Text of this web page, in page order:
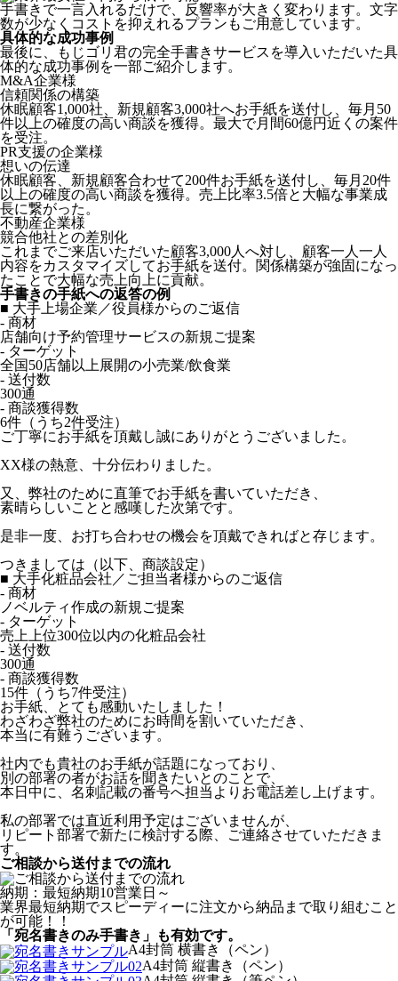
手書きで一言入れるだけで、反響率が大きく変わります。文字
数が少なくコストを抑えれるプランもご用意しています。
具体的な成功事例
最後に、もじゴリ君の完全手書きサービスを導入いただいた具
体的な成功事例を一部ご紹介します。
M&A企業様
信頼関係の構築
休眠顧客1,000社、新規顧客3,000社へお手紙を送付し、毎月50
件以上の確度の高い商談を獲得。最大で月間60億円近くの案件
を受注。
PR支援の企業様
想いの伝達
休眠顧客、新規顧客合わせて200件お手紙を送付し、毎月20件
以上の確度の高い商談を獲得。売上比率3.5倍と大幅な事業成
長に繋がった。
不動産企業様
競合他社との差別化
これまでご来店いただいた顧客3,000人へ対し、顧客一人一人
内容をカスタマイズしてお手紙を送付。関係構築が強固になっ
たことで大幅な売上向上に貢献。
手書きの手紙への返答の例
■ 大手上場企業／役員様からのご返信
- 商材
店舗向け予約管理サービスの新規ご提案
- ターゲット
全国50店舗以上展開の小売業/飲食業
- 送付数
300通
- 商談獲得数
6件（うち2件受注）
ご丁寧にお手紙を頂戴し誠にありがとうございました。
XX様の熱意、十分伝わりました。
又、弊社のために直筆でお手紙を書いていただき、
素晴らしいことと感嘆した次第です。
是非一度、お打ち合わせの機会を頂戴できればと存じます。
つきましては（以下、商談設定）
■ 大手化粧品会社／ご担当者様からのご返信
- 商材
ノベルティ作成の新規ご提案
- ターゲット
売上上位300位以内の化粧品会社
- 送付数
300通
- 商談獲得数
15件（うち7件受注）
お手紙、とても感動いたしました！
わざわざ弊社のためにお時間を割いていただき、
本当に有難うございます。
社内でも貴社のお手紙が話題になっており、
別の部署の者がお話を聞きたいとのことで、
本日中に、名刺記載の番号へ担当よりお電話差し上げます。
私の部署では直近利用予定はございませんが、
リピート部署で新たに検討する際、ご連絡させていただきま
す。
ご相談から送付までの流れ
納期：最短納期10営業日～
業界最短納期でスピーディーに注文から納品まで取り組むこと
が可能！！
「宛名書きのみ手書き」も有効です。
A4封筒 横書き（ペン）
A4封筒 縦書き（ペン）